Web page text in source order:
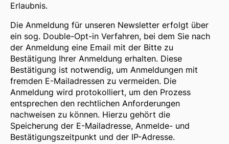
Erlaubnis.
Die Anmeldung für unseren Newsletter erfolgt über
ein sog. Double-Opt-in Verfahren, bei dem Sie nach
der Anmeldung eine Email mit der Bitte zu
Bestätigung Ihrer Anmeldung erhalten. Diese
Bestätigung ist notwendig, um Anmeldungen mit
fremden E-Mailadressen zu vermeiden. Die
Anmeldung wird protokolliert, um den Prozess
entsprechen den rechtlichen Anforderungen
nachweisen zu können. Hierzu gehört die
Speicherung der E-Mailadresse, Anmelde- und
Bestätigungszeitpunkt und der IP-Adresse.